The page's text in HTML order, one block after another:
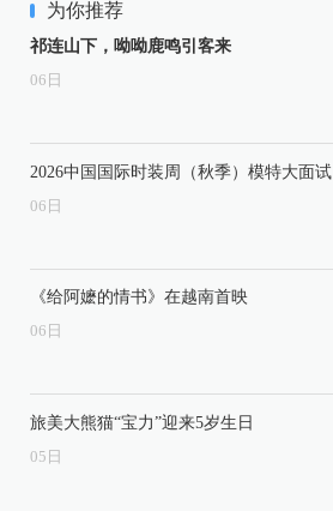
为你推荐
祁连山下，呦呦鹿鸣引客来
06 日
2026中国国际时装周（秋季）模特大面试
06 日
《给阿嬷的情书》在越南首映
06 日
旅美大熊猫“宝力”迎来5岁生日
05 日